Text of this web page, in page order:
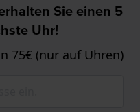
Sie einen 5
Uhr!
75€ (nur auf Uhren)